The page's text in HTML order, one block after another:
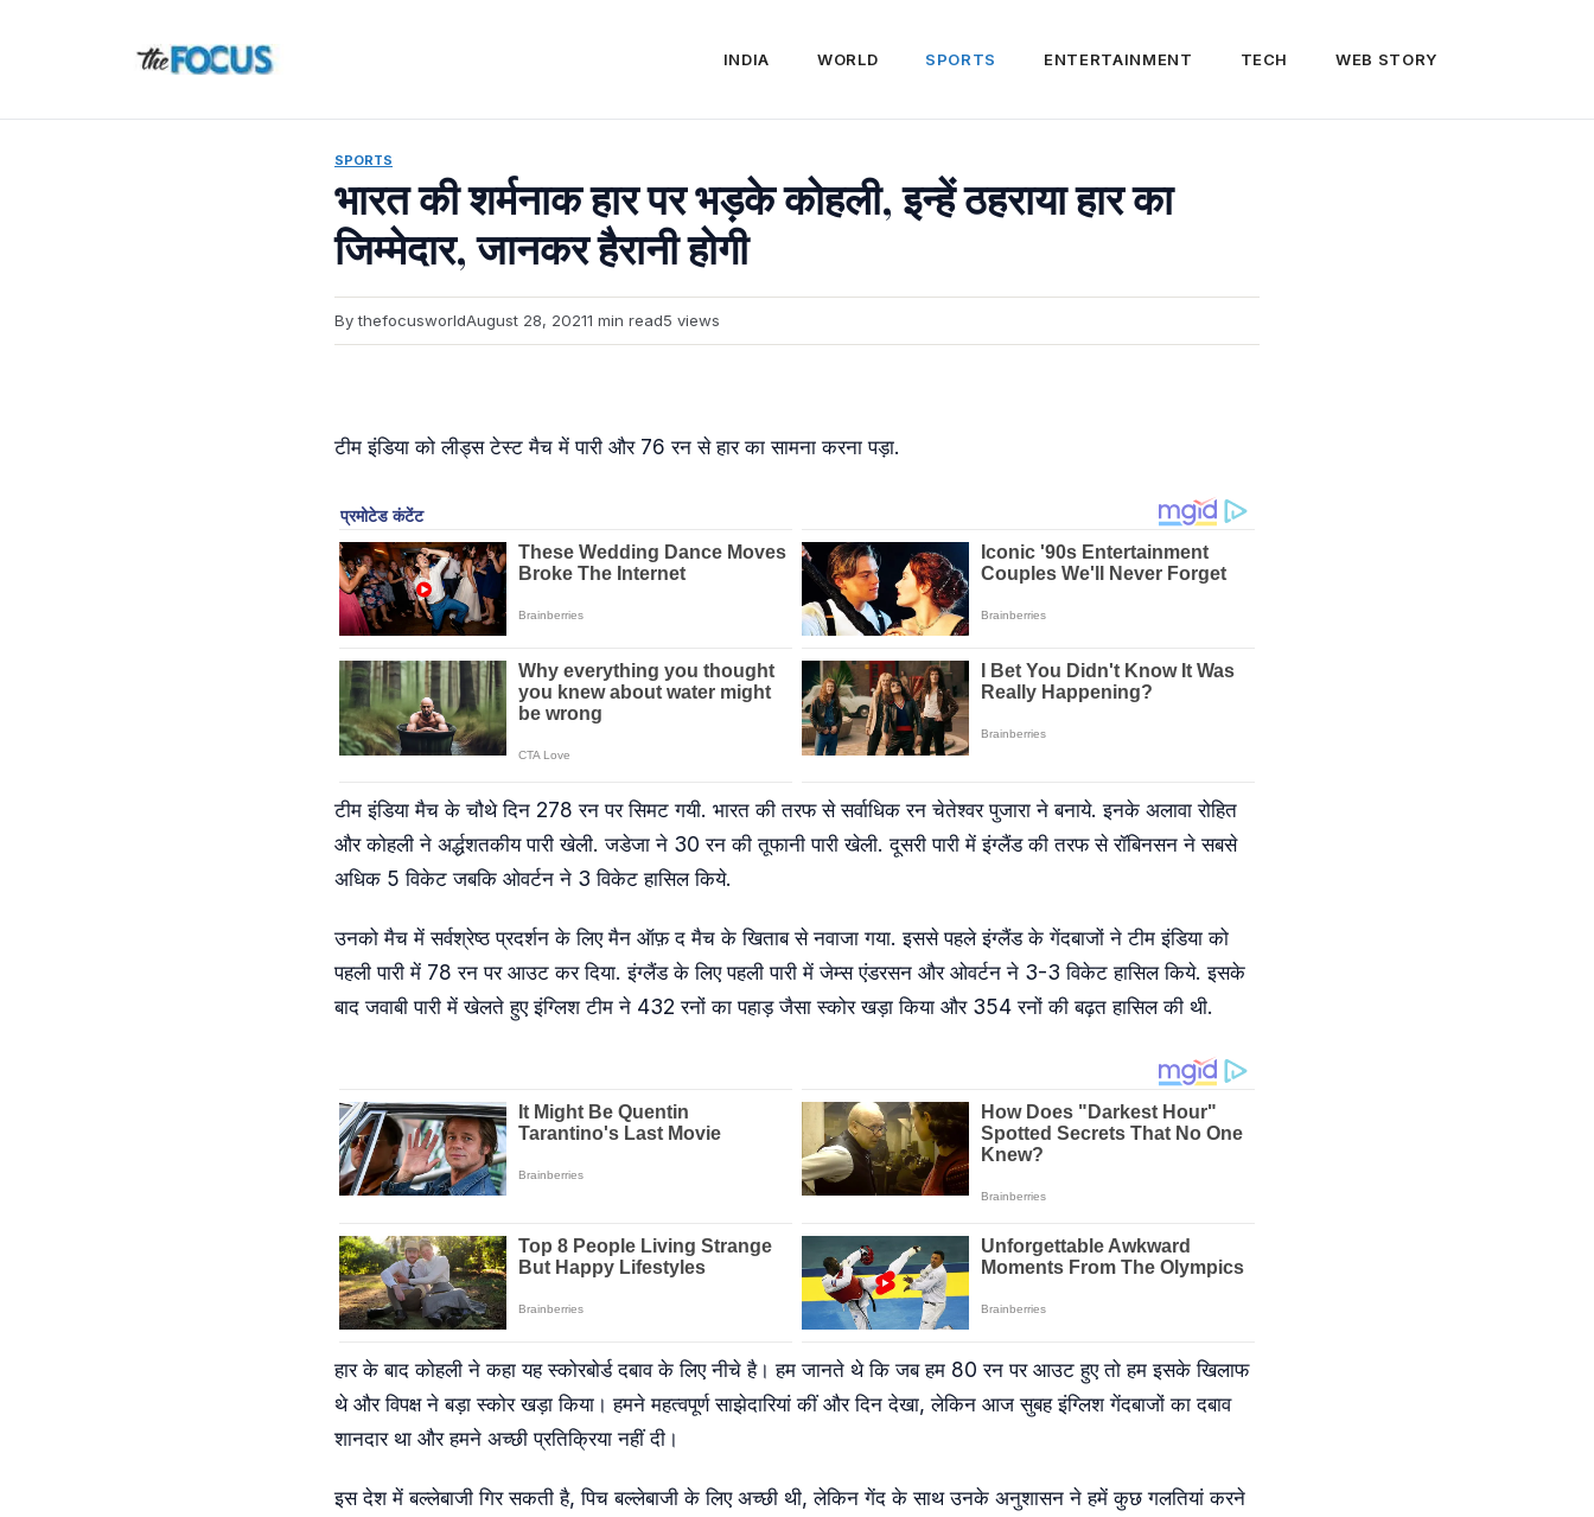
INDIA WORLD SPORTS ENTERTAINMENT TECH WEB STORY
SPORTS
भारत की शर्मनाक हार पर भड़के कोहली, इन्हें ठहराया हार का
जिम्मेदार, जानकर हैरानी होगी
By thefocusworldAugust 28, 20211 min read5 views
टीम इंडिया को लीड्स टेस्ट मैच में पारी और 76 रन से हार का सामना करना पड़ा.
टीम इंडिया मैच के चौथे दिन 278 रन पर सिमट गयी. भारत की तरफ से सर्वाधिक रन चेतेश्वर पुजारा ने बनाये. इनके अलावा रोहित
और कोहली ने अर्द्धशतकीय पारी खेली. जडेजा ने 30 रन की तूफानी पारी खेली. दूसरी पारी में इंग्लैंड की तरफ से रॉबिनसन ने सबसे
अधिक 5 विकेट जबकि ओवर्टन ने 3 विकेट हासिल किये.
उनको मैच में सर्वश्रेष्ठ प्रदर्शन के लिए मैन ऑफ़ द मैच के खिताब से नवाजा गया. इससे पहले इंग्लैंड के गेंदबाजों ने टीम इंडिया को
पहली पारी में 78 रन पर आउट कर दिया. इंग्लैंड के लिए पहली पारी में जेम्स एंडरसन और ओवर्टन ने 3-3 विकेट हासिल किये. इसके
बाद जवाबी पारी में खेलते हुए इंग्लिश टीम ने 432 रनों का पहाड़ जैसा स्कोर खड़ा किया और 354 रनों की बढ़त हासिल की थी.
हार के बाद कोहली ने कहा यह स्कोरबोर्ड दबाव के लिए नीचे है। हम जानते थे कि जब हम 80 रन पर आउट हुए तो हम इसके खिलाफ
थे और विपक्ष ने बड़ा स्कोर खड़ा किया। हमने महत्वपूर्ण साझेदारियां कीं और दिन देखा, लेकिन आज सुबह इंग्लिश गेंदबाजों का दबाव
शानदार था और हमने अच्छी प्रतिक्रिया नहीं दी।
इस देश में बल्लेबाजी गिर सकती है, पिच बल्लेबाजी के लिए अच्छी थी, लेकिन गेंद के साथ उनके अनुशासन ने हमें कुछ गलतियां करने